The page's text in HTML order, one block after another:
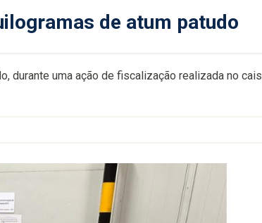
de atum patudo
durante uma ação de fiscalização realizada no cais